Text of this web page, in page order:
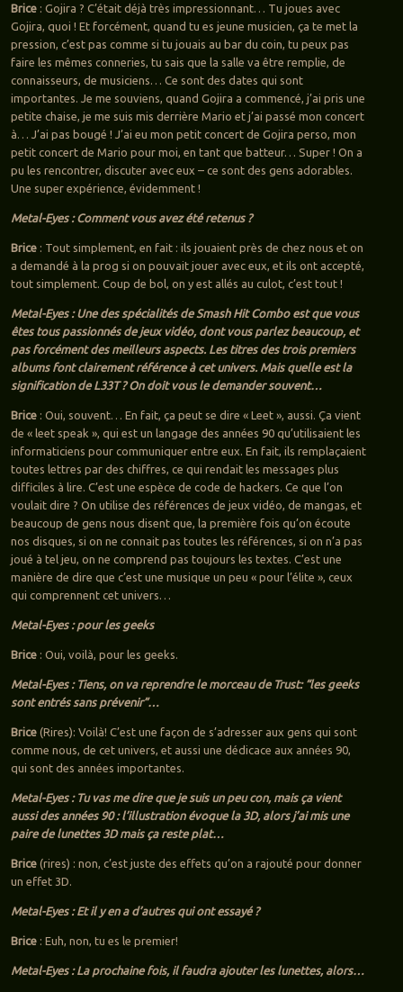
Brice : Gojira ? C’était déjà très impressionnant… Tu joues avec
Gojira, quoi ! Et forcément, quand tu es jeune musicien, ça te met la
pression, c’est pas comme si tu jouais au bar du coin, tu peux pas
faire les mêmes conneries, tu sais que la salle va être remplie, de
connaisseurs, de musiciens… Ce sont des dates qui sont
importantes. Je me souviens, quand Gojira a commencé, j’ai pris une
petite chaise, je me suis mis derrière Mario et j’ai passé mon concert
à… J’ai pas bougé ! J’ai eu mon petit concert de Gojira perso, mon
petit concert de Mario pour moi, en tant que batteur… Super ! On a
pu les rencontrer, discuter avec eux – ce sont des gens adorables.
Une super expérience, évidemment !
Metal-Eyes : Comment vous avez été retenus ?
Brice : Tout simplement, en fait : ils jouaient près de chez nous et on
a demandé à la prog si on pouvait jouer avec eux, et ils ont accepté,
tout simplement. Coup de bol, on y est allés au culot, c’est tout !
Metal-Eyes : Une des spécialités de Smash Hit Combo est que vous
êtes tous passionnés de jeux vidéo, dont vous parlez beaucoup, et
pas forcément des meilleurs aspects. Les titres des trois premiers
albums font clairement référence à cet univers. Mais quelle est la
signification de L33T ? On doit vous le demander souvent…
Brice : Oui, souvent… En fait, ça peut se dire « Leet », aussi. Ça vient
de « leet speak », qui est un langage des années 90 qu’utilisaient les
informaticiens pour communiquer entre eux. En fait, ils remplaçaient
toutes lettres par des chiffres, ce qui rendait les messages plus
difficiles à lire. C’est une espèce de code de hackers. Ce que l’on
voulait dire ? On utilise des références de jeux vidéo, de mangas, et
beaucoup de gens nous disent que, la première fois qu’on écoute
nos disques, si on ne connait pas toutes les références, si on n’a pas
joué à tel jeu, on ne comprend pas toujours les textes. C’est une
manière de dire que c’est une musique un peu « pour l’élite », ceux
qui comprennent cet univers…
Metal-Eyes : pour les geeks
Brice : Oui, voilà, pour les geeks.
Metal-Eyes : Tiens, on va reprendre le morceau de Trust: “les geeks
sont entrés sans prévenir”…
Brice (Rires): Voilà! C’est une façon de s’adresser aux gens qui sont
comme nous, de cet univers, et aussi une dédicace aux années 90,
qui sont des années importantes.
Metal-Eyes : Tu vas me dire que je suis un peu con, mais ça vient
aussi des années 90 : l’illustration évoque la 3D, alors j’ai mis une
paire de lunettes 3D mais ça reste plat…
Brice (rires) : non, c’est juste des effets qu’on a rajouté pour donner
un effet 3D.
Metal-Eyes : Et il y en a d’autres qui ont essayé ?
Brice : Euh, non, tu es le premier!
Metal-Eyes : La prochaine fois, il faudra ajouter les lunettes, alors…